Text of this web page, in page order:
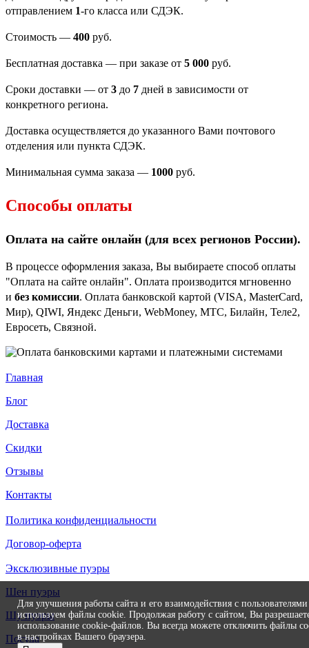
отправлением 1-го класса или СДЭК.
Стоимость — 400 руб.
Бесплатная доставка — при заказе от 5 000 руб.
Сроки доставки — от 3 до 7 дней в зависимости от
конкретного региона.
Доставка осуществляется до указанного Вами почтового
отделения или пункта СДЭК.
Минимальная сумма заказа — 1000 руб.
Способы оплаты
Оплата на сайте онлайн (для всех регионов России).
В процессе оформления заказа, Вы выбираете способ оплаты
"Оплата на сайте онлайн". Оплата производится мгновенно
и без комиссии. Оплата банковской картой (VISA, MasterCard,
Мир), QIWI, Яндекс Деньги, WebMoney, МТС, Билайн, Теле2,
Евросеть, Связной.
Главная
Блог
Доставка
Скидки
Отзывы
Контакты
Политика конфиденциальности
Договор-оферта
Эксклюзивные пуэры
Шен пуэры
Шу пуэры
Посуда
Для улучшения работы сайта и его взаимодействия с
используем файлы cookie. Продолжая работу с сайтом, Вы
использование cookie-файлов. Вы всегда можете отключить файлы
в настройках Вашего браузера.